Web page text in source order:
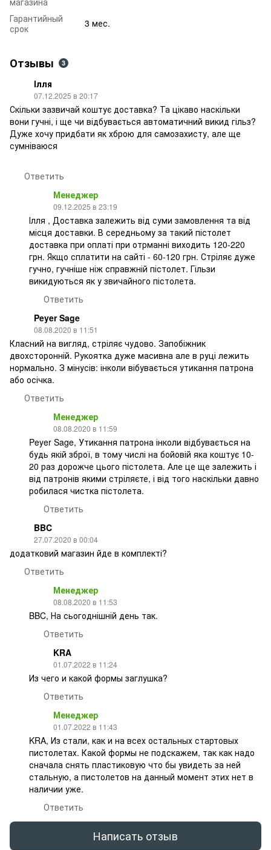
Гарантийный
срок
3 мес.
Отзывы 3
Ілля
07.12.2025 в 20:17
Скільки зазвичай коштує доставка? Та цікаво наскільки
вони гучні, і ще чи відбувається автоматичний викид гільз?
Дуже хочу придбати як хброю для самозахисту, але ще
сумніваюся
Ответить
Менеджер
09.12.2025 в 23:19
Ілля , Доставка залежить від суми замовлення та від
місця доставки. В середньому за такий пістолет
доставка при оплаті при отрманні виходить 120-220
грн. Якщо сплатити на сайті - 60-120 грн. Стріляє дуже
гучно, гучніше ніж справжній пістолет. Гільзи
викидуються як у звичайного пістолета.
Ответить
Peyer Sage
08.08.2020 в 11:51
Класний на вигляд, стріляє чудово. Запобіжник
двохсторонній. Рукоятка дуже масивна але в руці лежить
нормально. З мінусів: інколи вібувається утикання патрона
або осічка.
Ответить
Менеджер
08.08.2020 в 11:59
Peyer Sage, Утикання патрона інколи відбувається на
будь якій зброї, в тому числі на бойовій яка коштує 10-
20 раз дорожче цього пістолета. Але це ще залежить і
від патронів якими стріляєте, і від того наскільки давно
робилася чистка пістолета.
Ответить
BBC
27.07.2020 в 00:04
додатковий магазин йде в комплекті?
Ответить
Менеджер
08.08.2020 в 11:53
BBC, На сьогоднішній день так.
Ответить
KRA
01.07.2022 в 11:24
Из чего и какой формы заглушка?
Ответить
Менеджер
01.07.2022 в 11:43
KRA, Из стали, как и на всех остальных стартовых
пистолетах. Какой формы не подскажем, так как надо
сначала снять пластиковую что бы увидеть за ней
стальную, а пистолетов на данный момент этих нет в
наличии уже.
Ответить
Написать отзыв